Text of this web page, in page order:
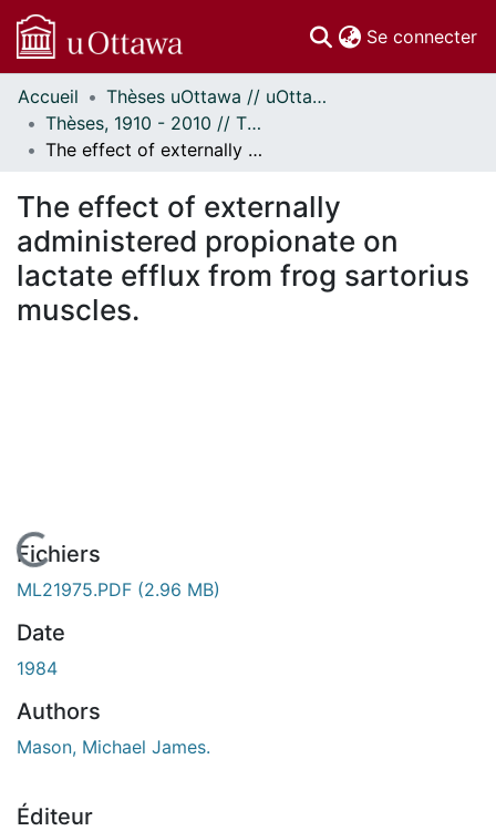
Se connecter
Communautés
et collections
Parcourir
À propos
Accueil
Thèses uOttawa // uOttawa Theses
Thèses, 1910 - 2010 // Theses, 1910 - 2010
The effect of externally administered propionate on lactate efflux from frog sartorius muscles.
The effect of externally
administered propionate on
lactate efflux from frog sartorius
muscles.
En cours de chargement...
Fichiers
ML21975.PDF (2.96 MB)
Date
1984
Authors
Mason, Michael James.
Éditeur